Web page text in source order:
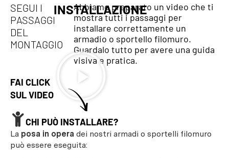
SEGUI I
PASSAGGI
DEL
MONTAGGIO
INSTALLAZIONE
Abbiamo preparato un video che ti
mostra tutti i passaggi per
installare correttamente un
armadio o sportello filomuro.
Guardalo tutto per avere una guida
visiva e pratica.
FAI CLICK
SUL VIDEO
CHI PUÒ INSTALLARE?
La posa in opera dei nostri armadi o sportelli filomuro
può essere eseguita: